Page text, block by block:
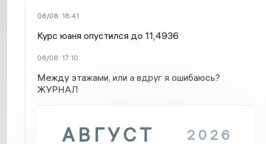
06/08 18:41
Курс юаня опустился до 11,4936
06/08 17:10
Между этажами, или а вдруг я ошибаюсь?
ЖУРНАЛ
АВГУСТ 2026